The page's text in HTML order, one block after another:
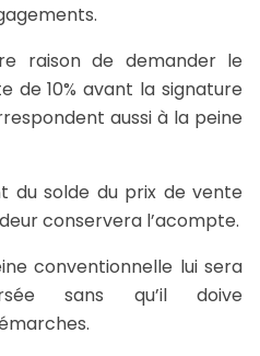
raison de demander le
de 10% avant la signature
aussi à la peine
du solde du prix de vente
conservera l’acompte.
conventionnelle lui sera
sans qu’il doive